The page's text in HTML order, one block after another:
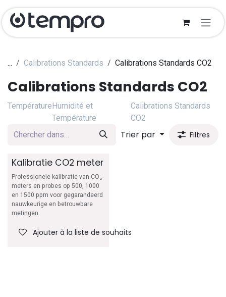
Se rendre au contenu
... Calibrations Standards Calibrations Standards CO2
Calibrations Standards CO2
TempératureHumidité et
Température
Calibrations Standards
CO2
Trier par Filtres
Kalibratie CO2 meter
Professionele kalibratie van CO₂-
meters en probes op 500, 1000
en 1500 ppm voor gegarandeerd
nauwkeurige en betrouwbare
metingen.
Ajouter à la liste de souhaits